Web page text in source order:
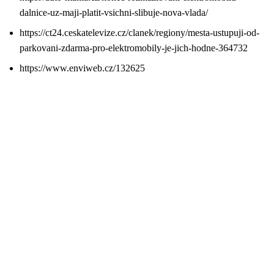
dalnice-uz-maji-platit-vsichni-slibuje-nova-vlada/
https://ct24.ceskatelevize.cz/clanek/regiony/mesta-ustupuji-od-
parkovani-zdarma-pro-elektromobily-je-jich-hodne-364732
https://www.enviweb.cz/132625